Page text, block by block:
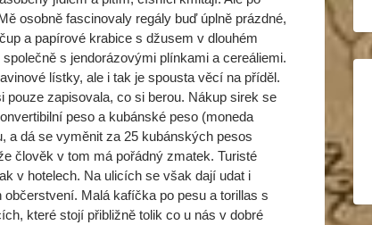
osobně fascinovaly regály buď úplně prázdné,
a papírové krabice s džusem v dlouhém
s jendorázovými plínkami a cereáliemi.
lístky, ale i tak je spousta věcí na příděl.
pouze zapisovala, co si berou. Nákup sirek se
peso a kubánské peso (moneda
a dá se vyměnit za 25 kubánských pesos
člověk v tom má pořádný zmatek. Turisté
v hotelech. Na ulicích se však dají udat i
Malá kafíčka po pesu a torillas s
které stojí přibližně tolik co u nás v dobré